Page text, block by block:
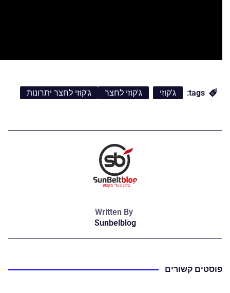
tags: ג'קוזי ג'קוזי לחצר ג'קוזי לחצר יתרונות
Written By
Sunbelblog
פוסטים קשורים